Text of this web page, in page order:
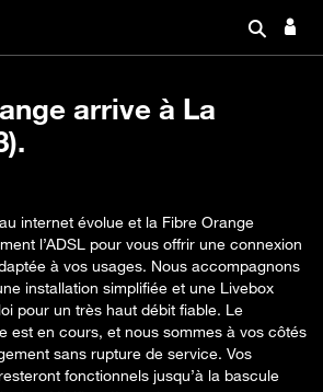
arrive à La
internet évolue et la Fibre Orange
l’ADSL pour vous offrir une connexion
à vos usages. Nous accompagnons
installation simplifiée et une Livebox
pour un très haut débit fiable. Le
est en cours, et nous sommes à vos côtés
sans rupture de service. Vos
fonctionnels jusqu’à la bascule